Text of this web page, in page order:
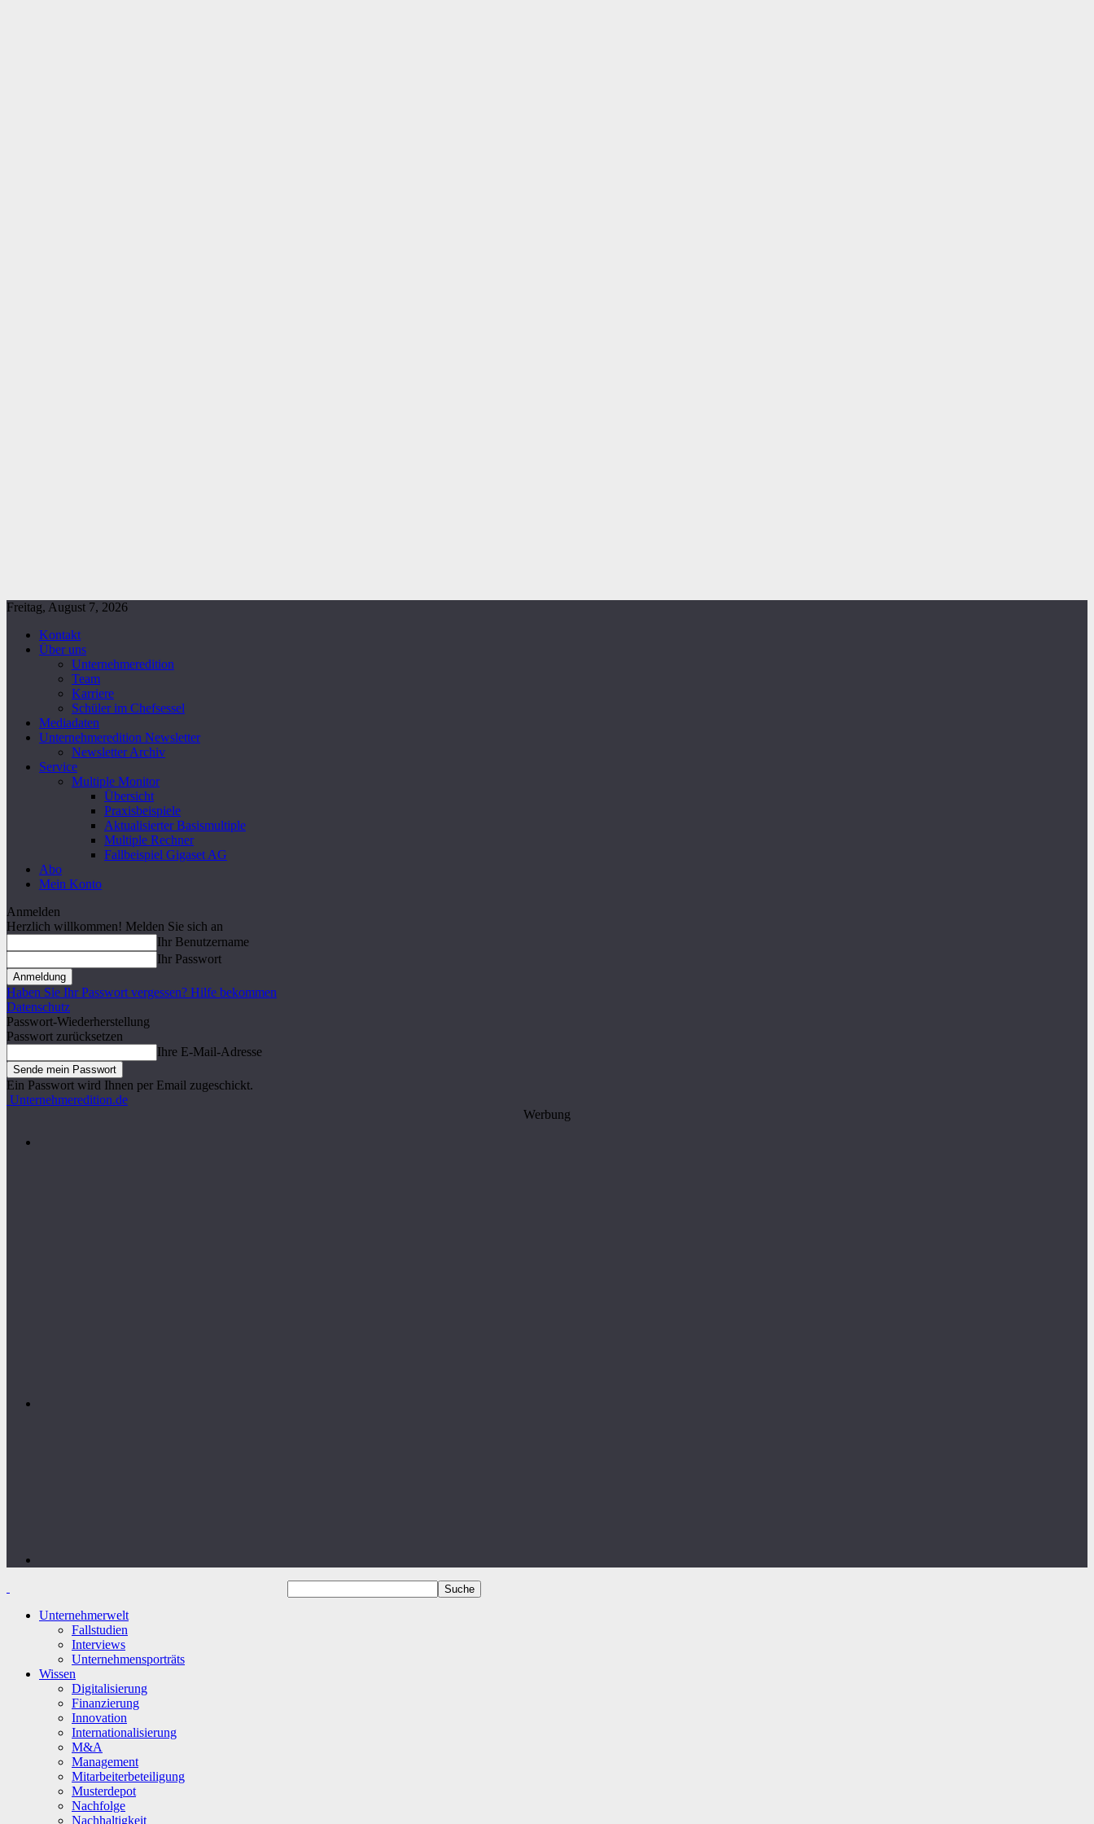
Freitag, August 7, 2026
Kontakt
Über uns
Unternehmeredition
Team
Karriere
Schüler im Chefsessel
Mediadaten
Unternehmeredition Newsletter
Newsletter Archiv
Service
Multiple Monitor
Übersicht
Praxisbeispiele
Aktualisierter Basismultiple
Multiple Rechner
Fallbeispiel Gigaset AG
Abo
Mein Konto
Anmelden
Herzlich willkommen! Melden Sie sich an
Ihr Benutzername
Ihr Passwort
Haben Sie Ihr Passwort vergessen? Hilfe bekommen
Datenschutz
Passwort-Wiederherstellung
Passwort zurücksetzen
Ihre E-Mail-Adresse
Ein Passwort wird Ihnen per Email zugeschickt.
Unternehmeredition.de
Werbung
Unternehmerwelt
Fallstudien
Interviews
Unternehmensporträts
Wissen
Digitalisierung
Finanzierung
Innovation
Internationalisierung
M&A
Management
Mitarbeiterbeteiligung
Musterdepot
Nachfolge
Nachhaltigkeit